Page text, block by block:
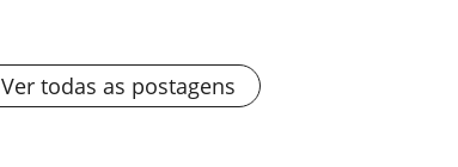
Ver todas as postagens